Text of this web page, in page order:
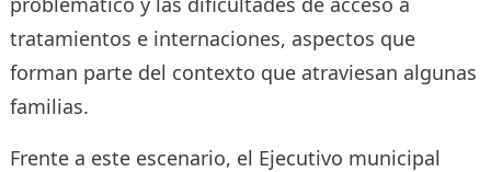
tratamientos e internaciones, aspectos que
forman parte del contexto que atraviesan algunas
familias.
Frente a este escenario, el Ejecutivo municipal